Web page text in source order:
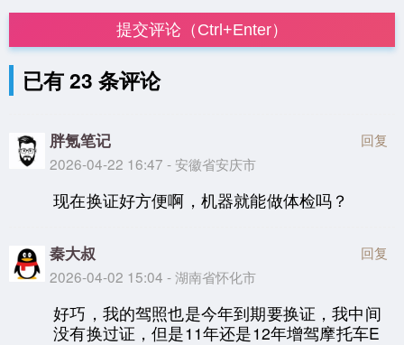
提交评论（Ctrl+Enter）
已有 23 条评论
胖氪笔记
2026-04-22 16:47 - 安徽省安庆市
回复
现在换证好方便啊，机器就能做体检吗？
秦大叔
2026-04-02 15:04 - 湖南省怀化市
回复
好巧，我的驾照也是今年到期要换证，我中间
没有换过证，但是11年还是12年增驾摩托车E